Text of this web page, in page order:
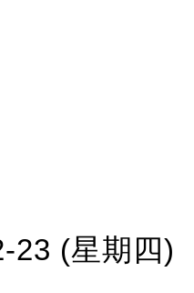
23 (星期四)